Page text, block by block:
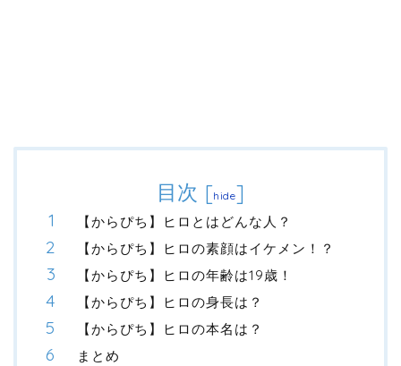
目次 [hide]
【からぴち】ヒロとはどんな人？
【からぴち】ヒロの素顔はイケメン！？
【からぴち】ヒロの年齢は19歳！
【からぴち】ヒロの身長は？
【からぴち】ヒロの本名は？
まとめ